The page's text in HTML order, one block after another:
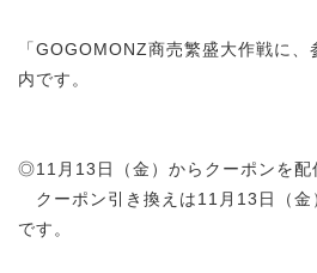
「GOGOMONZ商売繁盛大作戦に
内です。
◎11月13日（金）からクーポンを配
クーポン引き換えは11月13日（金
です。